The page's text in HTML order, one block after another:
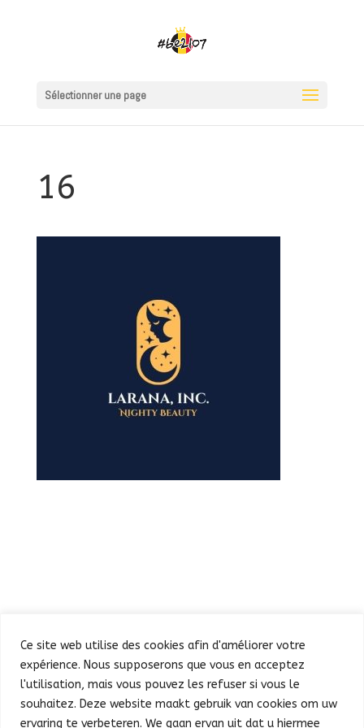
Ce site web utilise des cookies afin d'améliorer votre
expérience. Nous supposerons que vous en acceptez
l'utilisation, mais vous pouvez les refuser si vous le
souhaitez. Deze website maakt gebruik van cookies om uw
ervaring te verbeteren. We gaan ervan uit dat u hiermee
Sélectionner une page
16
Défilé
Fête au Parc